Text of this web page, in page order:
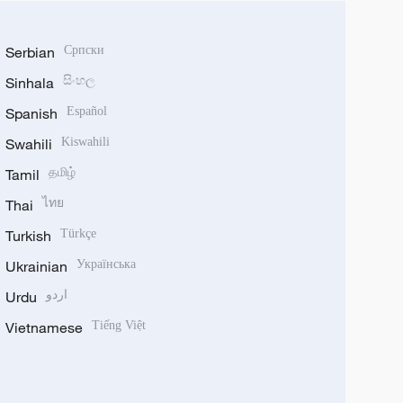
Serbian Српски
Sinhala සිංහල
Spanish Español
Swahili Kiswahili
Tamil தமிழ்
Thai ไทย
Turkish Türkçe
Ukrainian Українська
Urdu اردو
Vietnamese Tiếng Việt